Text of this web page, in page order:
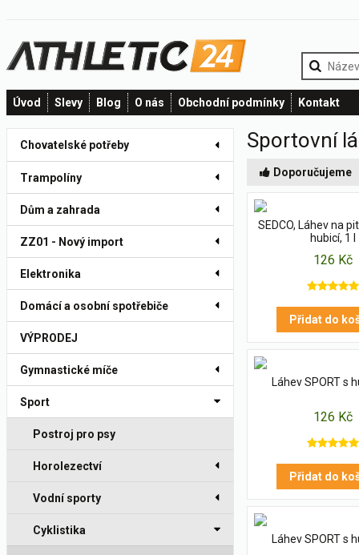
Úvod Slevy Blog O nás Obchodní podmínky Kontakt
Chovatelské potřeby
Trampolíny
Dům a zahrada
ZZ01 - Nový import
Elektronika
Domácí a osobní spotřebiče
VÝPRODEJ
Gymnastické míče
Sport
Postroj pro psy
Horolezectví
Vodní sporty
Cyklistika
Sportovní
Doporučujeme
SEDCO, Láhev na
hubicí, 1 l
126 Kč
Přidat do
Láhev SPORT s
126 Kč
Přidat do
Láhev SPORT s